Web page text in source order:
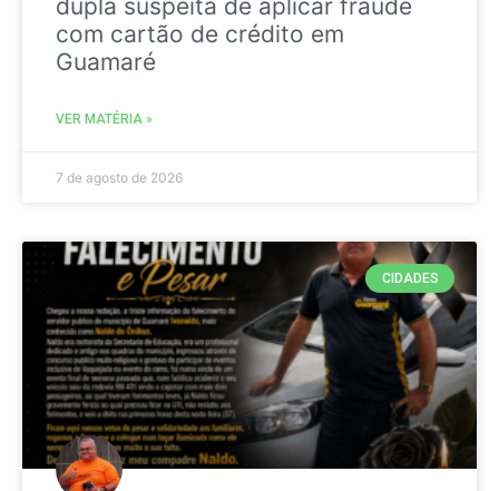
dupla suspeita de aplicar fraude
com cartão de crédito em
Guamaré
VER MATÉRIA »
7 de agosto de 2026
CIDADES